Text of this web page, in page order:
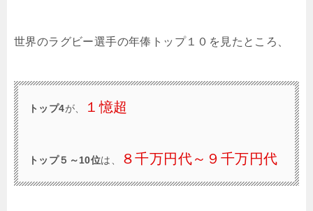
世界のラグビー選手の年俸トップ１０を見たところ、
トップ4が、 １憶超
トップ５～10位は、 ８千万円代～９千万円代